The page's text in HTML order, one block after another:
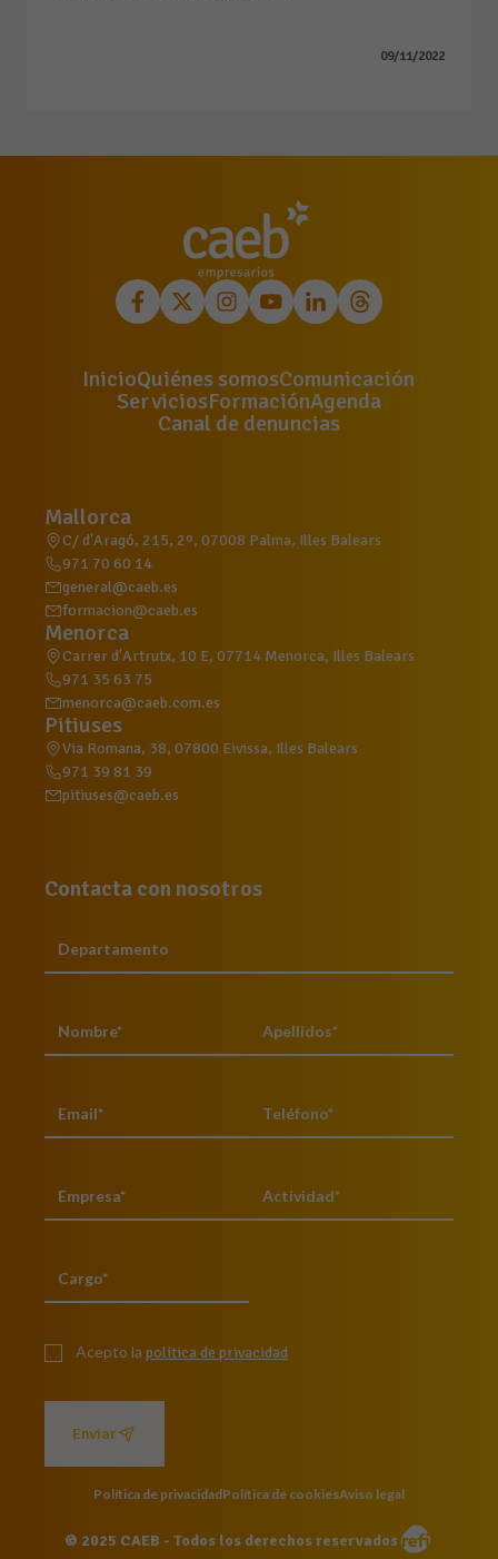
09/11/2022
InicioQuiénes somosComunicación
ServiciosFormaciónAgenda
Canal de denuncias
Mallorca
C/ d'Aragó, 215, 2º, 07008 Palma, Illes Balears
971 70 60 14
general@caeb.es
formacion@caeb.es
Menorca
Carrer d'Artrutx, 10 E, 07714 Menorca, Illes Balears
971 35 63 75
menorca@caeb.com.es
Pitiuses
Via Romana, 38, 07800 Eivissa, Illes Balears
971 39 81 39
pitiuses@caeb.es
Contacta con nosotros
Acepto la política de privacidad
Enviar
Política de privacidadPolítica de cookiesAviso legal
© 2025 CAEB - Todos los derechos reservados